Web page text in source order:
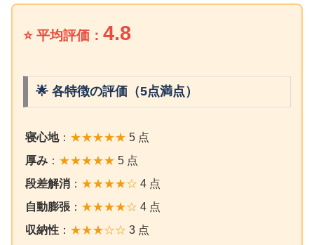
⭐ 平均評価： 4.8
🌟 各特徴の評価（5点満点）
寝心地： ★★★★★ 5 点
厚み ： ★★★★★ 5 点
段差解消 ： ★★★★☆ 4 点
自動膨張 ： ★★★★☆ 4 点
収納性 ： ★★★☆☆ 3 点